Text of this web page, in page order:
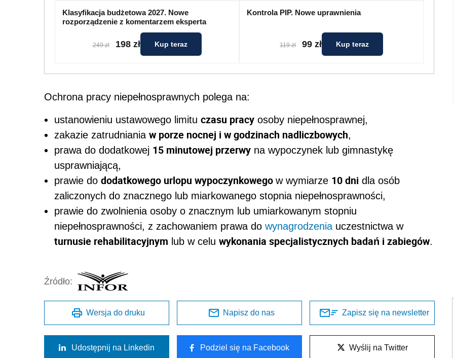
Klasyfikacja budżetowa 2027. Nowe
rozporządzenie z komentarzem eksperta
249 zł 198 zł Kup teraz
Kontrola PIP. Nowe uprawnienia
119 zł 99 zł Kup teraz
Ochrona pracy niepełnosprawnych polega na:
ustanowieniu ustawowego limitu czasu pracy osoby niepełnosprawnej,
zakazie zatrudniania w porze nocnej i w godzinach nadliczbowych,
prawa do dodatkowej 15 minutowej przerwy na wypoczynek lub gimnastykę
usprawniającą,
prawie do dodatkowego urlopu wypoczynkowego w wymiarze 10 dni dla osób
zaliczonych do znacznego lub miarkowanego stopnia niepełnosprawności,
prawie do zwolnienia osoby o znacznym lub umiarkowanym stopniu
niepełnosprawności, z zachowaniem prawa do wynagrodzenia uczestnictwa w
turnusie rehabilitacyjnym lub w celu wykonania specjalistycznych badań i zabiegów.
Źródło:
Wersja do druku Napisz do nas Zapisz się na newsletter
Udostępnij na Linkedin Podziel się na Facebook Wyślij na Twitter